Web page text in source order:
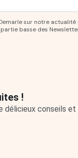
sur notre actualité
basse des
!
délicieux conseils